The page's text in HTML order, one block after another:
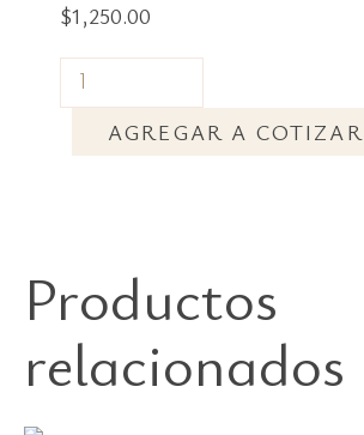
$1,250.00
AGREGAR A COTIZAR
Productos
relacionados